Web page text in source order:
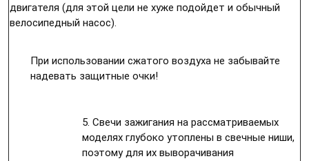
двигателя (для этой цели не хуже подойдет и обычный
велосипедный насос).
При использовании сжатого воздуха не забывайте
надевать защитные очки!
5. Свечи зажигания на рассматриваемых
моделях глубоко утоплены в свечные ниши,
поэтому для их выворачивания